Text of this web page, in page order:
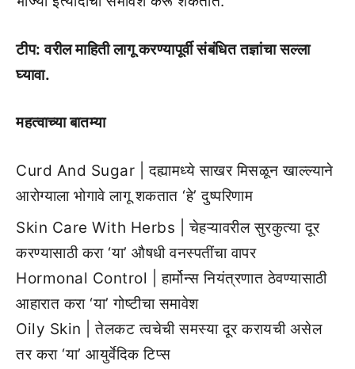
टीप: वरील माहिती लागू करण्यापूर्वी संबंधित तज्ञांचा सल्ला
घ्यावा.
महत्वाच्या बातम्या
Curd And Sugar | दह्यामध्ये साखर मिसळून खाल्ल्याने
आरोग्याला भोगावे लागू शकतात ‘हे’ दुष्परिणाम
Skin Care With Herbs | चेहऱ्यावरील सुरकुत्या दूर
करण्यासाठी करा ‘या’ औषधी वनस्पतींचा वापर
Hormonal Control | हार्मोन्स नियंत्रणात ठेवण्यासाठी
आहारात करा ‘या’ गोष्टीचा समावेश
Oily Skin | तेलकट त्वचेची समस्या दूर करायची असेल
तर करा ‘या’ आयुर्वेदिक टिप्स